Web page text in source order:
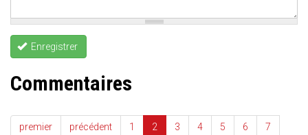
Enregistrer
Commentaires
premier précédent 1 2 3 4 5 6 7